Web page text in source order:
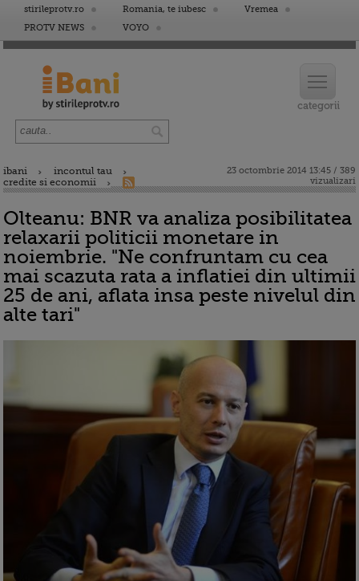
stirileprotv.ro Romania, te iubesc
Vremea
PROTV NEWS
VOYO
ibani
incontul tau
credite si economii
23 octombrie 2014 13:45 / 389
vizualizari
Olteanu: BNR va analiza posibilitatea
relaxarii politicii monetare in
noiembrie. "Ne confruntam cu cea
mai scazuta rata a inflatiei din ultimii
25 de ani, aflata insa peste nivelul din
alte tari"